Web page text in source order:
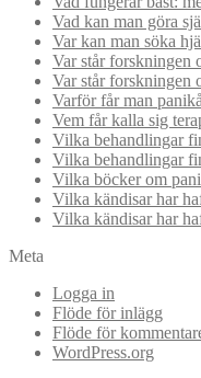
Vad kan man göra
Var kan man söka
Var står forskningen
Var står forskningen
Varför får man
Vem får kalla sig
Vilka behandlingar
Vilka behandlingar
Vilka böcker om
Vilka kändisar har
Vilka kändisar har
Meta
Logga in
Flöde för inlägg
Flöde för
WordPress.org